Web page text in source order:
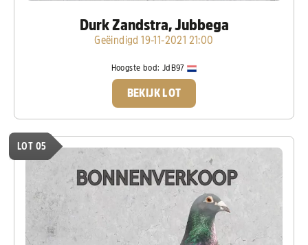
Durk Zandstra, Jubbega
Geëindigd 19-11-2021 21:00
Hoogste bod: JdB97
BEKIJK LOT
LOT 05